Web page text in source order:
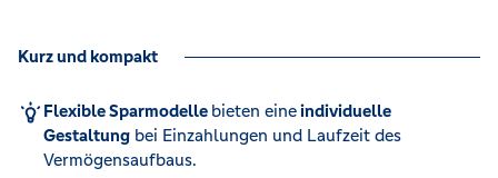
Kurz und kompakt
Flexible Sparmodelle bieten eineindividuelle
Gestaltungbei Einzahlungen und Laufzeit des
Vermögensaufbaus.